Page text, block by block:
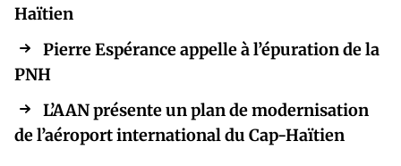
Haïtien
Pierre Espérance appelle à l’épuration de la
PNH
L’AAN présente un plan de modernisation
de l’aéroport international du Cap-Haïtien